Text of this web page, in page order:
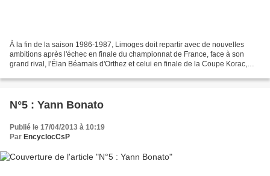
À la fin de la saison 1986-1987, Limoges doit repartir avec de nouvelles
ambitions après l'échec en finale du championnat de France, face à son
grand rival, l'Élan Béarnais d'Orthez et celui en finale de la Coupe Korac,
N°5 : Yann Bonato
Publié le 17/04/2013 à 10:19
Par EncyclocCsP